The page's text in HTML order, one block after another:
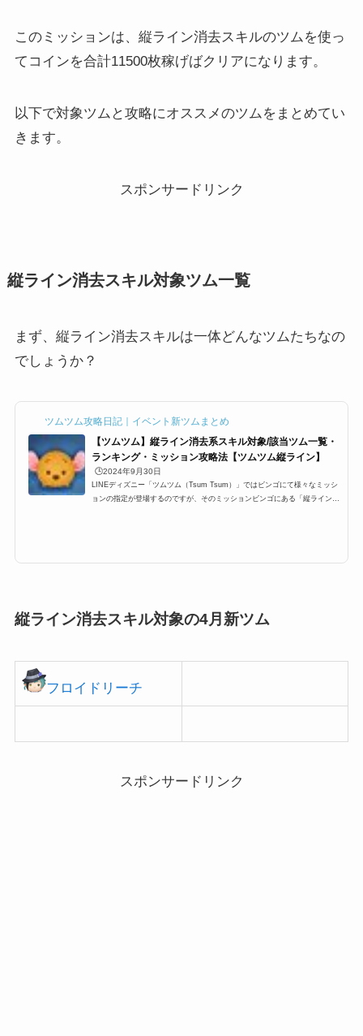
このミッションは、縦ライン消去スキルのツムを使っ
てコインを合計11500枚稼げばクリアになります。
以下で対象ツムと攻略にオススメのツムをまとめてい
きます。
スポンサードリンク
縦ライン消去スキル対象ツム一覧
まず、縦ライン消去スキルは一体どんなツムたちなの
でしょうか？
ツムツム攻略日記｜イベント新ツムまとめ
【ツムツム】縦ライン消去系スキル対象/該当ツム一覧・
ランキング・ミッション攻略法【ツムツム縦ライン】
🕒️2024年9月30日
LINEディズニー「ツムツム（Tsum Tsum）」ではビンゴにて様々なミッシ
ョンの指定が登場するのですが、そのミッションビンゴにある「縦ライン消
縦ライン消去スキル対象の4月新ツム
フロイドリーチ
スポンサードリンク